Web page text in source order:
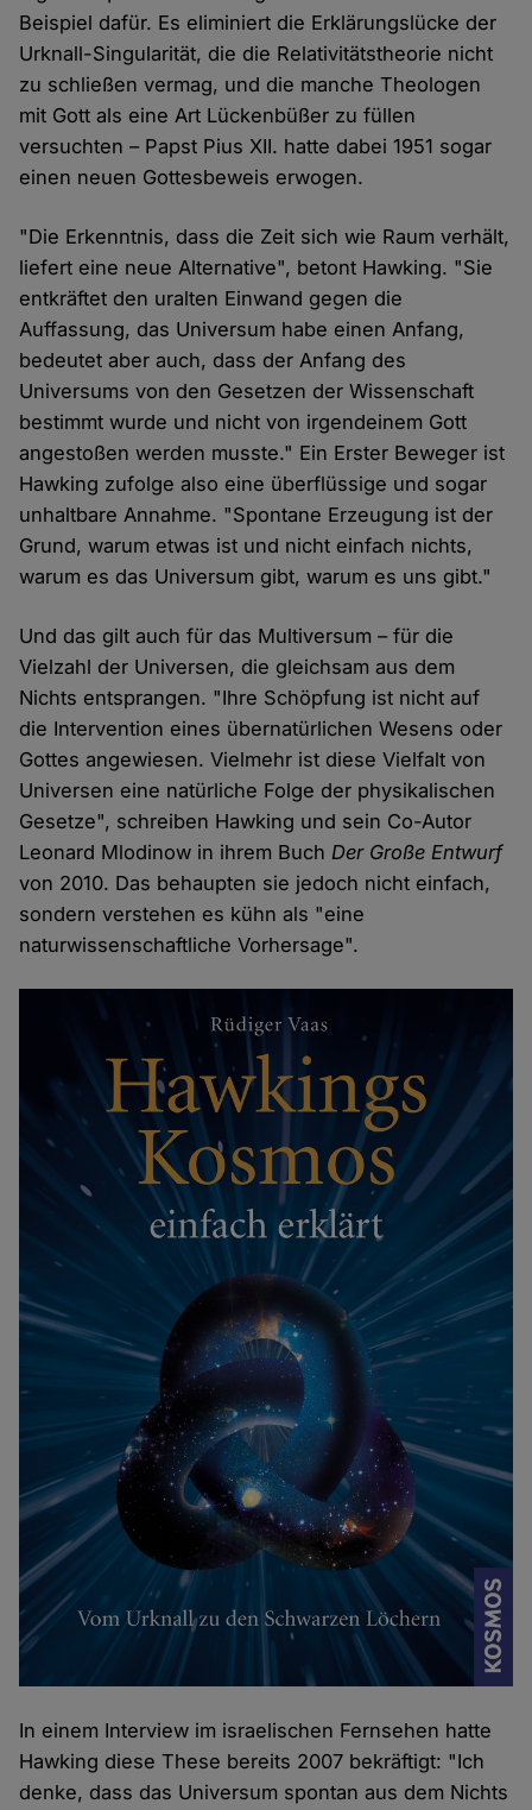
Beispiel dafür. Es eliminiert die Erklärungslücke der
Urknall-Singularität, die die Relativitätstheorie nicht
zu schließen vermag, und die manche Theologen
mit Gott als eine Art Lückenbüßer zu füllen
versuchten – Papst Pius XII. hatte dabei 1951 sogar
einen neuen Gottesbeweis erwogen.
"Die Erkenntnis, dass die Zeit sich wie Raum verhält,
liefert eine neue Alternative", betont Hawking. "Sie
entkräftet den uralten Einwand gegen die
Auffassung, das Universum habe einen Anfang,
bedeutet aber auch, dass der Anfang des
Universums von den Gesetzen der Wissenschaft
bestimmt wurde und nicht von irgendeinem Gott
angestoßen werden musste." Ein Erster Beweger ist
Hawking zufolge also eine überflüssige und sogar
unhaltbare Annahme. "Spontane Erzeugung ist der
Grund, warum etwas ist und nicht einfach nichts,
warum es das Universum gibt, warum es uns gibt."
Und das gilt auch für das Multiversum – für die
Vielzahl der Universen, die gleichsam aus dem
Nichts entsprangen. "Ihre Schöpfung ist nicht auf
die Intervention eines übernatürlichen Wesens oder
Gottes angewiesen. Vielmehr ist diese Vielfalt von
Universen eine natürliche Folge der physikalischen
Gesetze", schreiben Hawking und sein Co-Autor
Leonard Mlodinow in ihrem Buch Der Große Entwurf
von 2010. Das behaupten sie jedoch nicht einfach,
sondern verstehen es kühn als "eine
naturwissenschaftliche Vorhersage".
In einem Interview im israelischen Fernsehen hatte
Hawking diese These bereits 2007 bekräftigt: "Ich
denke, dass das Universum spontan aus dem Nichts